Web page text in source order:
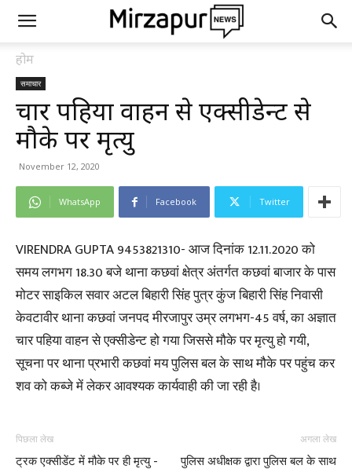
होम
समाचार
चार पहिया वाहन से एक्सीडेन्ट से
मौके पर मृत्यु
November 12, 2020
WhatsApp Facebook Twitter
VIRENDRA GUPTA 9453821310- आज दिनांक 12.11.2020 को
समय लगभग 18.30 बजे थाना कछवां क्षेत्र अंतर्गत कछवां बाजार के पास
मोटर साइकिल सवार अटल बिहारी सिंह पुत्र कुंज बिहारी सिंह निवासी
केवटावीर थाना कछवां जनपद मीरजापुर उम्र लगभग-45 वर्ष, का अज्ञात
चार पहिया वाहन से एक्सीडेन्ट हो गया जिससे मौके पर मृत्यु हो गयी,
सूचना पर थाना प्रभारी कछवां मय पुलिस बल के साथ मौके पर पहुंच कर
शव को कब्जे में लेकर आवश्यक कार्यवाही की जा रही है।
पिछला लेख
ट्रक एक्सीडेंट में मौके पर ही मृत्यु -
अगला लेख
पुलिस अधीक्षक द्वारा पुलिस बल के साथ